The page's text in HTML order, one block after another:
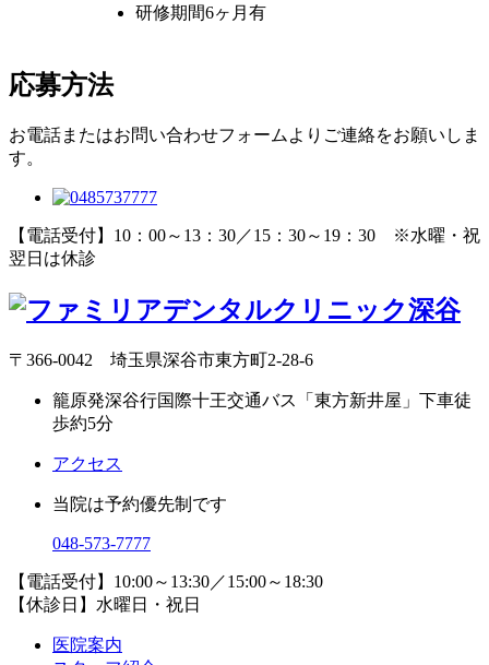
研修期間6ヶ月有
応募方法
お電話またはお問い合わせフォームよりご連絡をお願いしま
す。
【電話受付】10：00～13：30／15：30～19：30 ※水曜・祝
翌日は休診
〒366-0042 埼玉県深谷市東方町2-28-6
籠原発深谷行国際十王交通バス「東方新井屋」下車徒
歩約5分
アクセス
当院は予約優先制です
048-573-7777
【電話受付】10:00～13:30／15:00～18:30
【休診日】水曜日・祝日
医院案内